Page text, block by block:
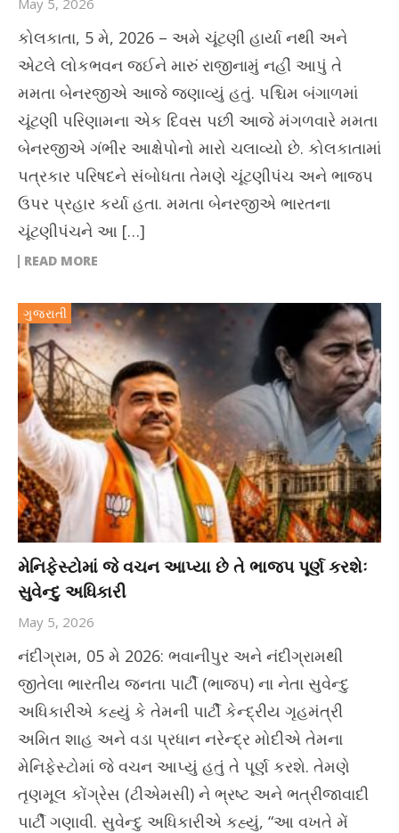
કોલકાતા, 5 મે, 2026 – અમે ચૂંટણી હાર્યા નથી અને
એટલે લોકભવન જઈને મારું રાજીનામું નહીં આપું તે
મમતા બેનરજીએ આજે જણાવ્યું હતું. પશ્ચિમ બંગાળમાં
ચૂંટણી પરિણામના એક દિવસ પછી આજે મંગળવારે મમતા
બેનરજીએ ગંભીર આક્ષેપોનો મારો ચલાવ્યો છે. કોલકાતામાં
પત્રકાર પરિષદને સંબોધતા તેમણે ચૂંટણીપંચ અને ભાજપ
ઉપર પ્રહાર કર્યા હતા. મમતા બેનરજીએ ભારતના
ચૂંટણીપંચને આ […]
READ MORE
ગુજરાતી
મેનિફેસ્ટોમાં જે વચન આપ્યા છે તે ભાજપ પૂર્ણ કરશેઃ
સુવેન્દુ અધિકારી
May 5, 2026
નંદીગ્રામ, 05 મે 2026: ભવાનીપુર અને નંદીગ્રામથી
જીતેલા ભારતીય જનતા પાર્ટી (ભાજપ) ના નેતા સુવેન્દુ
અધિકારીએ કહ્યું કે તેમની પાર્ટી કેન્દ્રીય ગૃહમંત્રી
અમિત શાહ અને વડા પ્રધાન નરેન્દ્ર મોદીએ તેમના
મેનિફેસ્ટોમાં જે વચન આપ્યું હતું તે પૂર્ણ કરશે. તેમણે
તૃણમૂલ કોંગ્રેસ (ટીએમસી) ને ભ્રષ્ટ અને ભત્રીજાવાદી
પાર્ટી ગણાવી. સુવેન્દુ અધિકારીએ કહ્યું, “આ વખતે મેં